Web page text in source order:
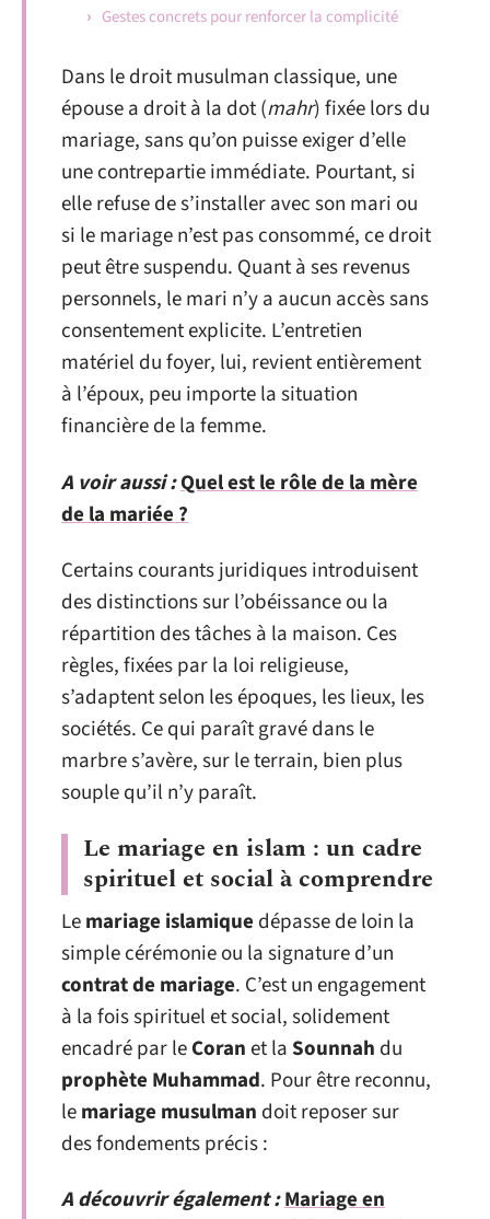
Gestes concrets pour renforcer la complicité
Dans le droit musulman classique, une
épouse a droit à la dot (mahr) fixée lors du
mariage, sans qu’on puisse exiger d’elle
une contrepartie immédiate. Pourtant, si
elle refuse de s’installer avec son mari ou
si le mariage n’est pas consommé, ce droit
peut être suspendu. Quant à ses revenus
personnels, le mari n’y a aucun accès sans
consentement explicite. L’entretien
matériel du foyer, lui, revient entièrement
à l’époux, peu importe la situation
financière de la femme.
A voir aussi :Quel est le rôle de la mère
de la mariée ?
Certains courants juridiques introduisent
des distinctions sur l’obéissance ou la
répartition des tâches à la maison. Ces
règles, fixées par la loi religieuse,
s’adaptent selon les époques, les lieux, les
sociétés. Ce qui paraît gravé dans le
marbre s’avère, sur le terrain, bien plus
souple qu’il n’y paraît.
Le mariage en islam : un cadre
spirituel et social à comprendre
Lemariage islamique dépasse de loin la
simple cérémonie ou la signature d’un
contrat de mariage. C’est un engagement
à la fois spirituel et social, solidement
encadré par leCoranet laSounnah du
prophète Muhammad. Pour être reconnu,
lemariage musulman doit reposer sur
des fondements précis :
A découvrir également :Mariage en